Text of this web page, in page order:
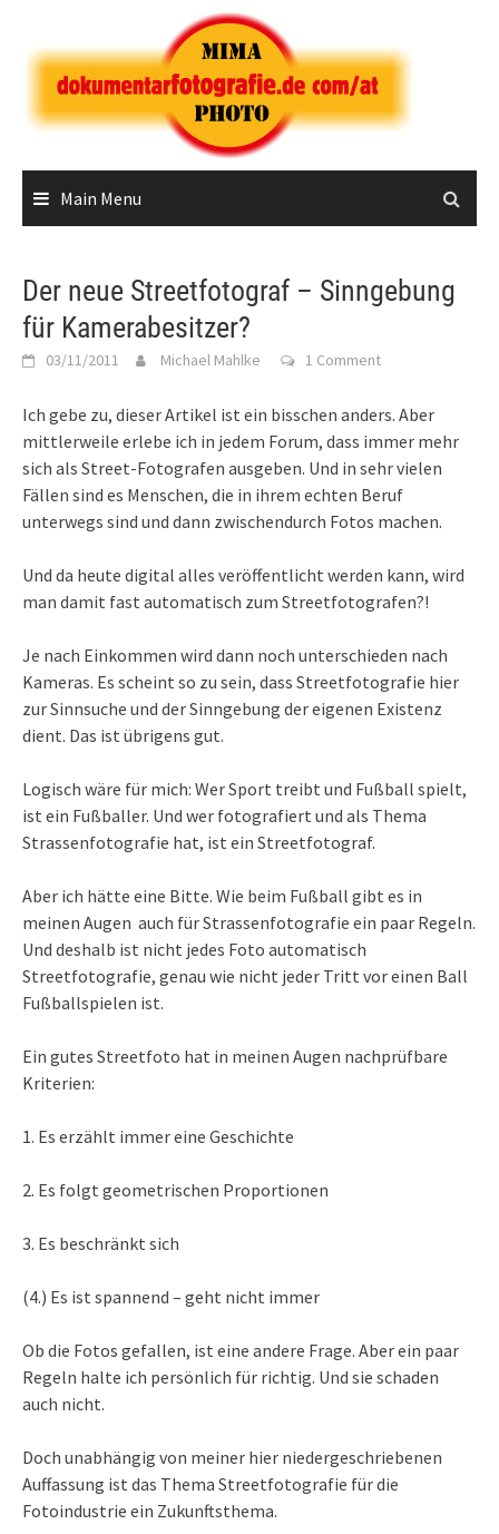
content
Main Menu
Der neue Streetfotograf – Sinngebung
für Kamerabesitzer?
03/11/2011 Michael Mahlke 1 Comment
Ich gebe zu, dieser Artikel ist ein bisschen anders. Aber
mittlerweile erlebe ich in jedem Forum, dass immer mehr
sich als Street-Fotografen ausgeben. Und in sehr vielen
Fällen sind es Menschen, die in ihrem echten Beruf
unterwegs sind und dann zwischendurch Fotos machen.
Und da heute digital alles veröffentlicht werden kann, wird
man damit fast automatisch zum Streetfotografen?!
Je nach Einkommen wird dann noch unterschieden nach
Kameras. Es scheint so zu sein, dass Streetfotografie hier
zur Sinnsuche und der Sinngebung der eigenen Existenz
dient. Das ist übrigens gut.
Logisch wäre für mich: Wer Sport treibt und Fußball spielt,
ist ein Fußballer. Und wer fotografiert und als Thema
Strassenfotografie hat, ist ein Streetfotograf.
Aber ich hätte eine Bitte. Wie beim Fußball gibt es in
meinen Augen auch für Strassenfotografie ein paar Regeln.
Und deshalb ist nicht jedes Foto automatisch
Streetfotografie, genau wie nicht jeder Tritt vor einen Ball
Fußballspielen ist.
Ein gutes Streetfoto hat in meinen Augen nachprüfbare
Kriterien:
1. Es erzählt immer eine Geschichte
2. Es folgt geometrischen Proportionen
3. Es beschränkt sich
(4.) Es ist spannend – geht nicht immer
Ob die Fotos gefallen, ist eine andere Frage. Aber ein paar
Regeln halte ich persönlich für richtig. Und sie schaden
auch nicht.
Doch unabhängig von meiner hier niedergeschriebenen
Auffassung ist das Thema Streetfotografie für die
Fotoindustrie ein Zukunftsthema.